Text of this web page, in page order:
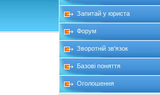
Запитай у юриста
Форум
Зворотній зв'язок
Базові поняття
Оголошення